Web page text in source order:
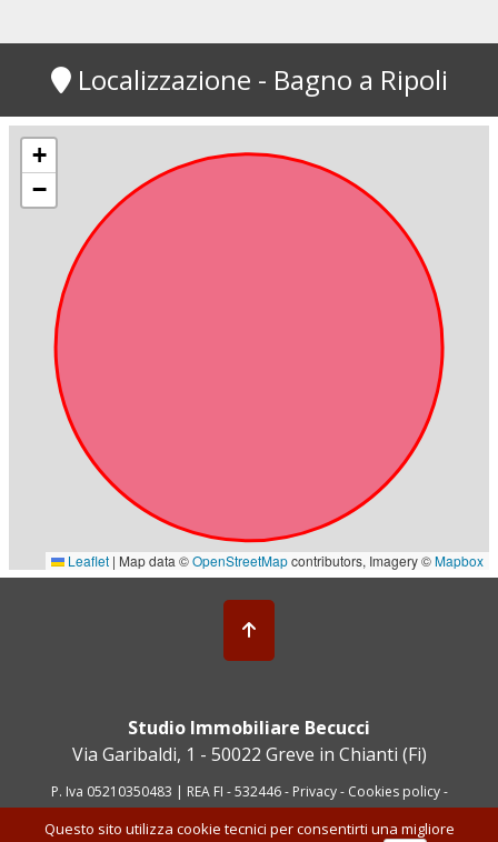
Questo sito utilizza cookie tecnici per consentirti una migliore
Localizzazione - Bagno a Ripoli
Studio Immobiliare Becucci
Via Garibaldi, 1 - 50022 Greve in Chianti (Fi)
P. Iva 05210350483 | REA FI - 532446 - Privacy- Cookies policy-